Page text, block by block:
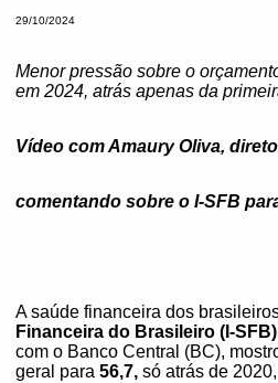
29/10/2024
Menor pressão sobre o
em 2024, atrás apenas da
Vídeo com Amaury Oliva,
comentando sobre o I-SFB
A saúde financeira dos
Financeira do Brasileiro (I-SFB)
com o Banco Central (BC),
geral para 56,7, só atrás de